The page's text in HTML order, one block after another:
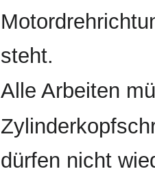
steht.
Alle Arbeiten
dürfen nicht